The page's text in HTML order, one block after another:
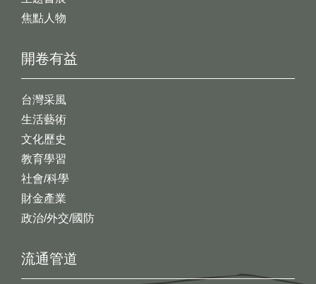
開卷有益
台灣采風
生活藝術
文化歷史
教育學習
社會/科學
財金產業
政治/外交/國防
焦點人物
流通管道